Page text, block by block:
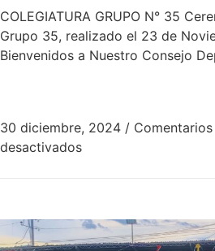
COLEGIATURA GRUPO N° 35
Grupo 35, realizado el 23 de
Bienvenidos a Nuestro Consejo
30 diciembre, 2024 / Comentarios
desactivados